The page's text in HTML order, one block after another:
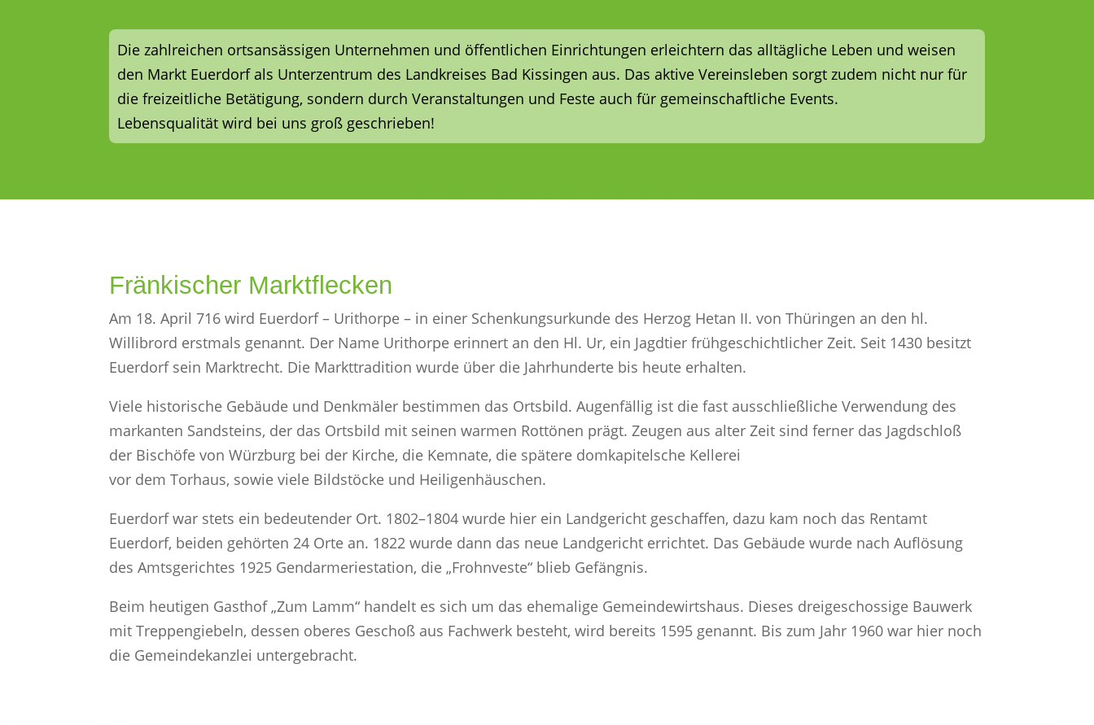
Die zahlreichen ortsansässigen Unternehmen und öffentlichen Einrichtungen erleichtern das alltägliche Leben und weisen
den Markt Euerdorf als Unterzentrum des Landkreises Bad Kissingen aus. Das aktive Vereinsleben sorgt zudem nicht nur für
die freizeitliche Betätigung, sondern durch Veranstaltungen und Feste auch für gemeinschaftliche Events.
Lebensqualität wird bei uns groß geschrieben!
Fränkischer Marktflecken
Am 18. April 716 wird Euerdorf – Urithorpe – in einer Schenkungsurkunde des Herzog Hetan II. von Thüringen an den hl.
Willibrord erstmals genannt. Der Name Urithorpe erinnert an den Hl. Ur, ein Jagdtier frühgeschichtlicher Zeit. Seit 1430 besitzt
Euerdorf sein Marktrecht. Die Markttradition wurde über die Jahrhunderte bis heute erhalten.
Viele historische Gebäude und Denkmäler bestimmen das Ortsbild. Augenfällig ist die fast ausschließliche Verwendung des
markanten Sandsteins, der das Ortsbild mit seinen warmen Rottönen prägt. Zeugen aus alter Zeit sind ferner das Jagdschloß
der Bischöfe von Würzburg bei der Kirche, die Kemnate, die spätere domkapitelsche Kellerei
vor dem Torhaus, sowie viele Bildstöcke und Heiligenhäuschen.
Euerdorf war stets ein bedeutender Ort. 1802–1804 wurde hier ein Landgericht geschaffen, dazu kam noch das Rentamt
Euerdorf, beiden gehörten 24 Orte an. 1822 wurde dann das neue Landgericht errichtet. Das Gebäude wurde nach Auflösung
des Amtsgerichtes 1925 Gendarmeriestation, die „Frohnveste“ blieb Gefängnis.
Beim heutigen Gasthof „Zum Lamm“ handelt es sich um das ehemalige Gemeindewirtshaus. Dieses dreigeschossige Bauwerk
mit Treppengiebeln, dessen oberes Geschoß aus Fachwerk besteht, wird bereits 1595 genannt. Bis zum Jahr 1960 war hier noch
die Gemeindekanzlei untergebracht.